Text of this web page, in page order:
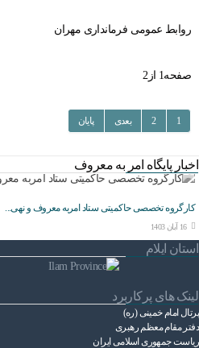
روابط عمومی فرمانداری مهران
صفحه1 از2
1
2 بعدی پایان
اخبار پایگاه امر به معروف
کارگروه تخصصی حاکمیتی ستاد امربه معروف و نهی...
16 آبان 1403
استان ایلام
لینک های پرکاربرد
پرتال امام خمینی (ره)
دفتر مقام معظم رهبری
ریاست ‌جمهوری اسلامی ایران